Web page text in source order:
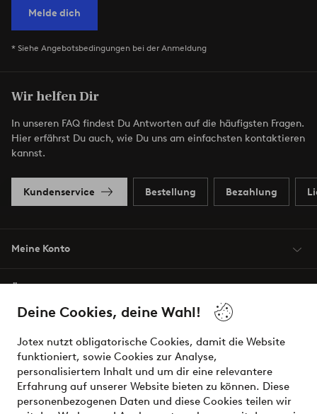
Deine Cookies, deine Wahl!
Jotex nutzt obligatorische Cookies, damit die Website
funktioniert, sowie Cookies zur Analyse,
personalisiertem Inhalt und um dir eine relevantere
Erfahrung auf unserer Website bieten zu können. Diese
personenbezogenen Daten und diese Cookies teilen wir
Melde dich
* Siehe Angebotsbedingungen bei der Anmeldung
Wir helfen Dir
In unseren FAQ findest Du Antworten auf die häufigsten Fragen.
Hier erfährst Du auch, wie Du uns am einfachsten kontaktieren
kannst.
Kundenservice Bestellung Bezahlung
Meine Konto
Bedingungen